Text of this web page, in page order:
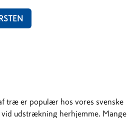
træ er populær hos vores svenske
vid udstrækning herhjemme. Mange